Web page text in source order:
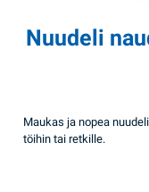
Nuudeli
Maukas ja nopea
töihin tai retkille.